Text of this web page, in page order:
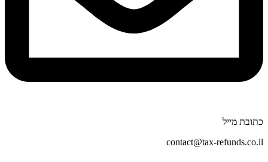
כתובת מייל
contact@tax-refunds.co.il